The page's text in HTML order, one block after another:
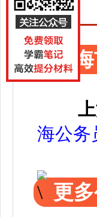
上
海公务
更